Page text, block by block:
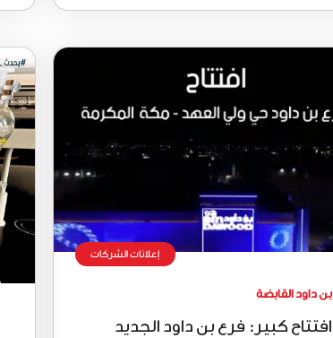
إعلانات الشركات
بن داود القابضة
افتتاح كبير: فرع بن داود الجديد